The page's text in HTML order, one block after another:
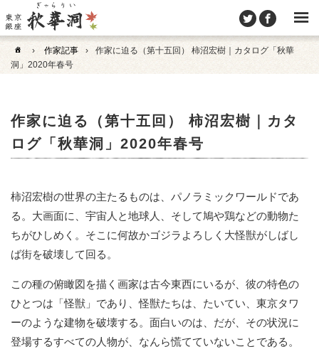
› 作家記事 ›
作家に迫る（第十五回） 柿沼宏樹｜カタログ「秋華
洞」2020年春号
作家に迫る（第十五回） 柿沼宏樹｜カタ
ログ「秋華洞」2020年春号
柿沼宏樹の世界の主たるものは、パノラミックワールドであ
る。大画面に、宇宙人と地球人、そして鳩や鶏などの動物た
ちがひしめく。そこに何故かゴジラよろしく大怪獣がしばし
ば街を破壊して回る。
この種の俯瞰図を描く画家は古今東西にいるが、彼の特色の
ひとつは「怪獣」であり、怪獣たちは、たいてい、東京タワ
ーのような建物を破壊する。面白いのは、だが、その状況に
登場するすべての人物が、なんら慌てていないことである。